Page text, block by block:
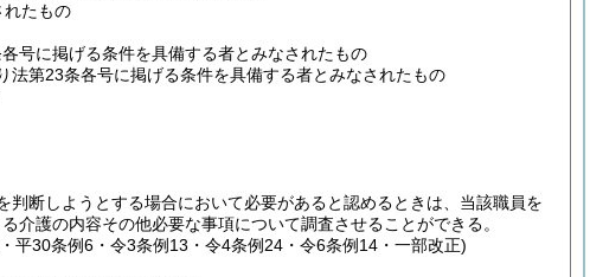
れたもの
号に掲げる条件を具備する者とみなされたもの
法第23条各号に掲げる条件を具備する者とみなされたもの
判断しようとする場合において必要があると認めるときは、当該職員を
介護の内容その他必要な事項について調査させることができる。
平30条例6・令3条例13・令4条例24・令6条例14・一部改正)